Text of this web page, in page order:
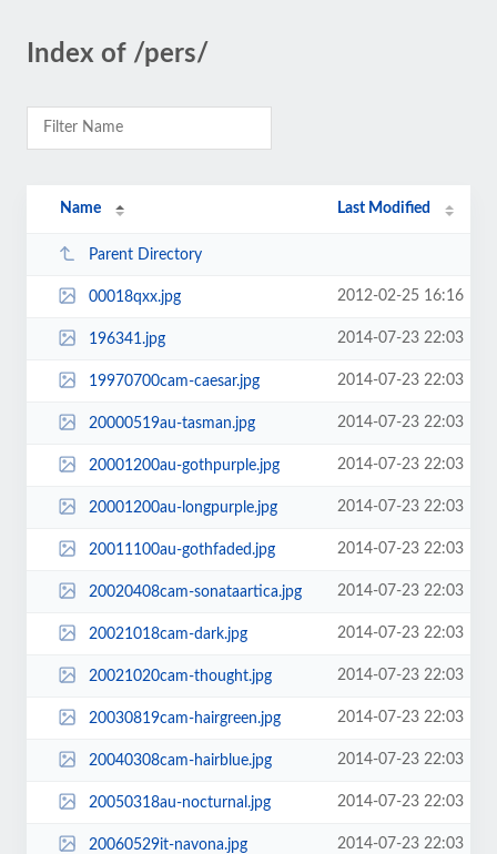
Index of /pers/
Name Last Modified
Parent Directory
00018qxx.jpg 2012-02-25 16:16
196341.jpg 2014-07-23 22:03
19970700cam-caesar.jpg 2014-07-23 22:03
20000519au-tasman.jpg 2014-07-23 22:03
20001200au-gothpurple.jpg 2014-07-23 22:03
20001200au-longpurple.jpg 2014-07-23 22:03
20011100au-gothfaded.jpg 2014-07-23 22:03
20020408cam-sonataartica.jpg 2014-07-23 22:03
20021018cam-dark.jpg 2014-07-23 22:03
20021020cam-thought.jpg 2014-07-23 22:03
20030819cam-hairgreen.jpg 2014-07-23 22:03
20040308cam-hairblue.jpg 2014-07-23 22:03
20050318au-nocturnal.jpg 2014-07-23 22:03
20060529it-navona.jpg 2014-07-23 22:03